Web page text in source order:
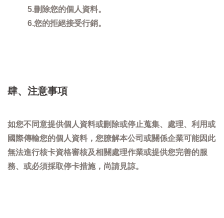
5.刪除您的個人資料。
6.您的拒絕接受行銷。
肆、注意事項
如您不同意提供個人資料或刪除或停止蒐集、處理、利用或
國際傳輸您的個人資料，您膫解本公司或關係企業可能因此
無法進行核卡資格審核及相關處理作業或提供您完善的服
務、或必須採取停卡措施，尚請見諒。